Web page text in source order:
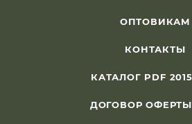
ОПТОВИКАМ
КОНТАКТЫ
КАТАЛОГ PDF
ДОГОВОР ОФЕРТЫ